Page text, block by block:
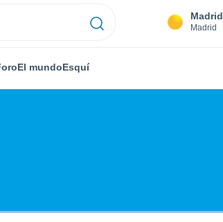
Madrid
Madrid
El mundoEsquí